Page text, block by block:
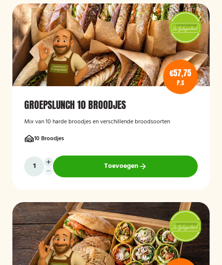
€57,75
P.S
GROEPSLUNCH 10 BROODJES
Mix van 10 harde broodjes en verschillende broodsoorten
10 Broodjes
Toevoegen